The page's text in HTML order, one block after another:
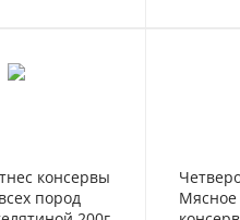
консервы
пород
Мясное